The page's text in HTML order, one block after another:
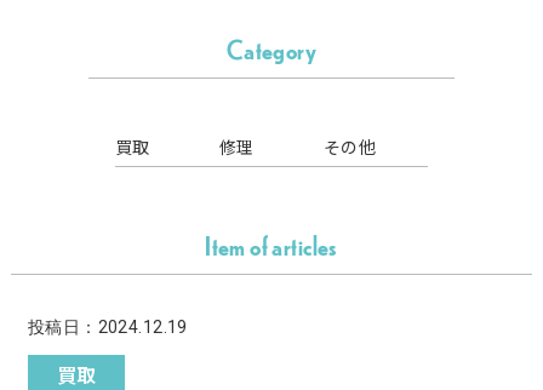
Category
買取 修理 その他
Item of articles
投稿日：2024.12.19
買取